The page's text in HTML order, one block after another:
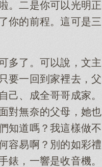
。二是你可以光明正
你的前程。這可是三
多了。可以說，文主
要一回到家裡去，父
己、成全哥哥成家。
對無奈的父母，她也
知道嗎？我這樣做不
容易啊？別的如彩禮
錶，一響是收音機。